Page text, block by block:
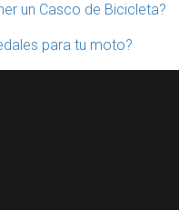
un Casco de Bicicleta?
para tu moto?